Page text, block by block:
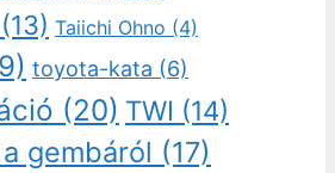
(13) Taiichi Ohno (4)
toyota-kata (6)
(20) TWI (14)
gembáról (17)